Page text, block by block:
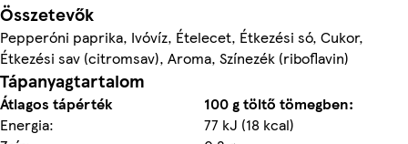
Összetevők
Pepperóni paprika, Ivóvíz, Ételecet, Étkezési só, Cukor,
Étkezési sav (citromsav), Aroma, Színezék (riboflavin)
Tápanyagtartalom
Átlagos tápérték
100 g töltő tömegben:
Energia:
77 kJ (18 kcal)